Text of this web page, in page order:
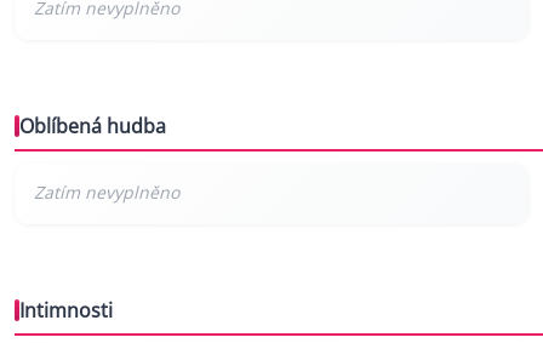
Oblíbená hudba
Intimnosti